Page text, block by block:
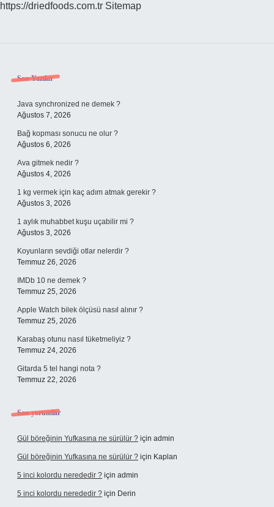
https://driedfoods.com.tr Sitemap
Sidebar
Son Yazılar
Java synchronized ne demek ?
Ağustos 7, 2026
Bağ kopması sonucu ne olur ?
Ağustos 6, 2026
Ava gitmek nedir ?
Ağustos 4, 2026
1 kg vermek için kaç adım atmak gerekir ?
Ağustos 3, 2026
1 aylık muhabbet kuşu uçabilir mi ?
Ağustos 3, 2026
Koyunların sevdiği otlar nelerdir ?
Temmuz 26, 2026
IMDb 10 ne demek ?
Temmuz 25, 2026
Apple Watch bilek ölçüsü nasıl alınır ?
Temmuz 25, 2026
Karabaş otunu nasıl tüketmeliyiz ?
Temmuz 24, 2026
Gitarda 5 tel hangi nota ?
Temmuz 22, 2026
Son yorumlar
Gül böreğinin Yufkasına ne sürülür ? için admin
Gül böreğinin Yufkasına ne sürülür ? için Kaplan
5 inci kolordu nerededir ? için admin
5 inci kolordu nerededir ? için Derin